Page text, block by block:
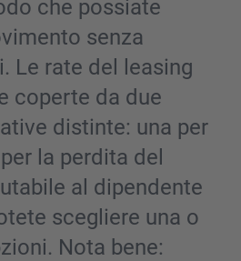
che possiate
senza
Le rate del leasing
coperte da due
distinte: una per
la perdita del
al dipendente
scegliere una o
Nota bene: